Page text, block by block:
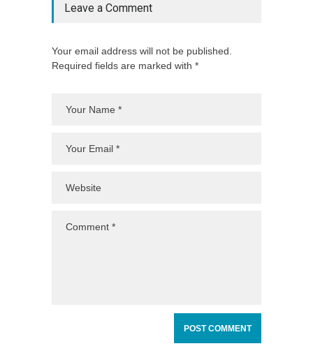
Leave a Comment
Your email address will not be published.
Required fields are marked with *